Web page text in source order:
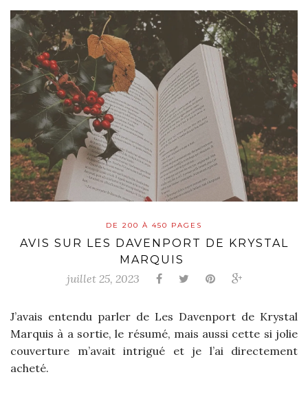
DE 200 À 450 PAGES
AVIS SUR LES DAVENPORT DE KRYSTAL
MARQUIS
juillet 25, 2023
J’avais entendu parler de Les Davenport de Krystal
Marquis à a sortie, le résumé, mais aussi cette si jolie
couverture m’avait intrigué et je l’ai directement
acheté.